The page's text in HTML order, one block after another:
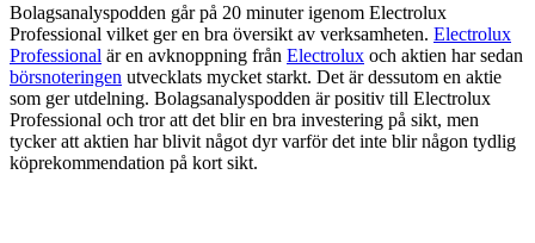
Bolagsanalyspodden går på 20 minuter igenom Electrolux
Professional vilket ger en bra översikt av verksamheten. Electrolux
Professional är en avknoppning från Electrolux och aktien har sedan
börsnoteringen utvecklats mycket starkt. Det är dessutom en aktie
som ger utdelning. Bolagsanalyspodden är positiv till Electrolux
Professional och tror att det blir en bra investering på sikt, men
tycker att aktien har blivit något dyr varför det inte blir någon tydlig
köprekommendation på kort sikt.